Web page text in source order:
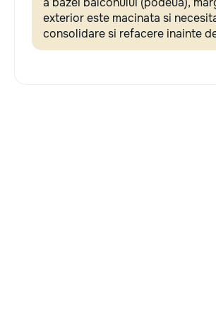
exterior este macinata si
consolidare si refacere inainte